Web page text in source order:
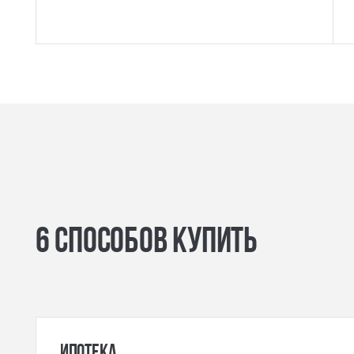
6 способов купить